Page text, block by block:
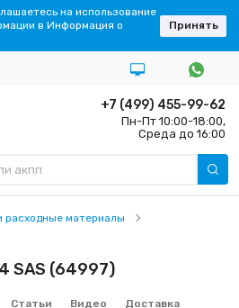
+7 (499) 455-99-62
Пн-Пт 10:00-18:00,
Среда до 16:00
расходные материалы
SAS (64997)
Статьи Видео Доставка
на использование
в Информация о
Принять